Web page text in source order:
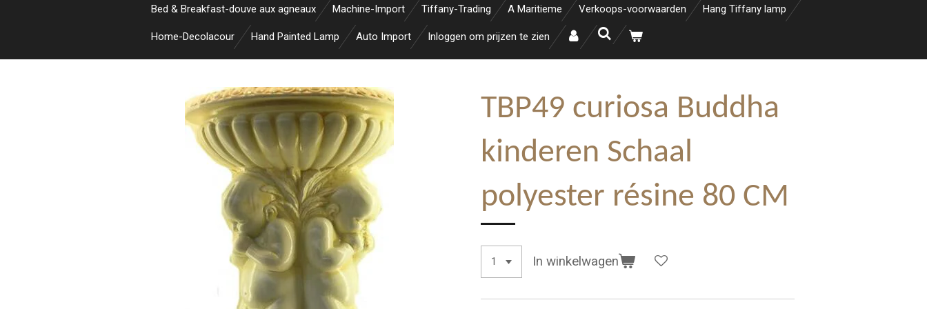
Bed & Breakfast-douve aux agneaux Machine-Import Tiffany-Trading A Maritieme Verkoops-voorwaarden Hang Tiffany lamp
Home-Decolacour Hand Painted Lamp Auto Import Inloggen om prijzen te zien
TBP49 curiosa Buddha
kinderen Schaal
polyester résine 80 CM
In winkelwagen